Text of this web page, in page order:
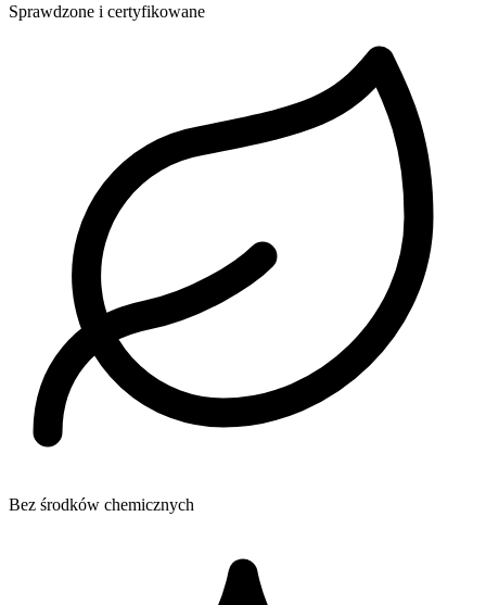
Sprawdzone i certyfikowane
Bez środków chemicznych